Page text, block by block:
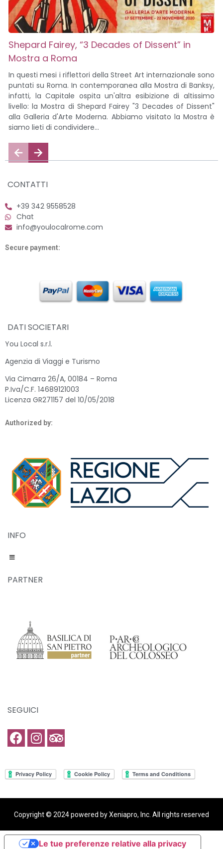
Shepard Fairey, “3 Decades of Dissent” in
Mostra a Roma
In questi mesi i riflettori della Street Art internazionale sono
puntati su Roma. In contemporanea alla Mostra di Banksy,
infatti, la Capitale ospita un'altra esibizione di altissimo
livello: la Mostra di Shepard Fairey "3 Decades of Dissent"
alla Galleria d'Arte Moderna. Abbiamo visitato la Mostra è
siamo lieti di condividere...
CONTATTI
+39 342 9558528
Chat
info@youlocalrome.com
Secure payment:
DATI SOCIETARI
You Local s.r.l.
Agenzia di Viaggi e Turismo
Via Cimarra 26/A, 00184 – Roma
P.Iva/C.F. 14689121003
Licenza GR271157 del 10/05/2018
Authorized by:
INFO
PARTNER
SEGUICI
Copyright © 2024 powered by Xeniapro, Inc. All rights reserved​
Le tue preferenze relative alla privacy